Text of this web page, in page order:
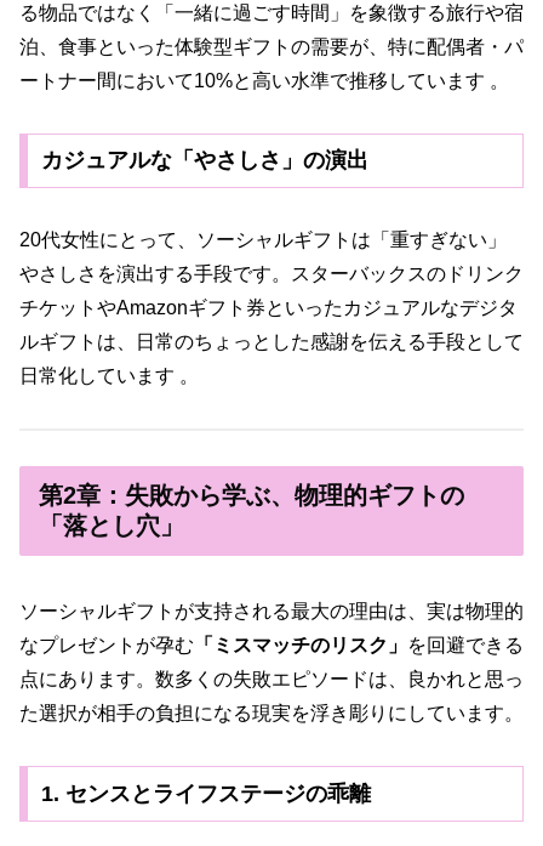
る物品ではなく「一緒に過ごす時間」を象徴する旅行や宿
泊、食事といった体験型ギフトの需要が、特に配偶者・パ
ートナー間において10%と高い水準で推移しています 。
カジュアルな「やさしさ」の演出
20代女性にとって、ソーシャルギフトは「重すぎない」
やさしさを演出する手段です。スターバックスのドリンク
チケットやAmazonギフト券といったカジュアルなデジタ
ルギフトは、日常のちょっとした感謝を伝える手段として
日常化しています 。
第2章：失敗から学ぶ、物理的ギフトの
「落とし穴」
ソーシャルギフトが支持される最大の理由は、実は物理的
なプレゼントが孕む 「ミスマッチのリスク」 を回避できる
点にあります。数多くの失敗エピソードは、良かれと思っ
た選択が相手の負担になる現実を浮き彫りにしています。
1. センスとライフステージの乖離